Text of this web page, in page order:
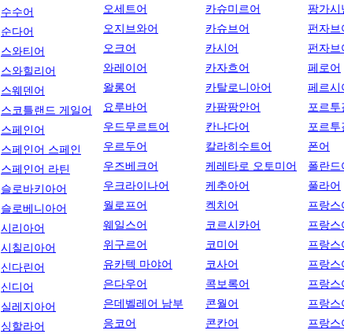
수수어
순다어
스와티어
스와힐리어
스웨덴어
스코틀랜드 게일어
스페인어
스페인어 스페인
스페인어 라틴
슬로바키아어
슬로베니아어
시리아어
시칠리아어
신다린어
신디어
실레지아어
싱할라어
오세트어
오지브와어
오크어
와레이어
왈롱어
요루바어
우드무르트어
우르두어
우즈베크어
우크라이나어
월로프어
웨일스어
위구르어
유카텍 마야어
은다우어
은데벨레어 남부
응코어
카슈미르어
카슈브어
카시어
카자흐어
카탈로니아어
카팜팡안어
칸나다어
칼라히수트어
케레타로 오토미어
케추아어
켁치어
코르시카어
코미어
코사어
콕보록어
콘월어
콘칸어
팡가시
펀자브
펀자브
페로어
페르시
포르투
포르투
폰어
폴란드
풀라어
프랑스
프랑스
프랑스
프랑
프랑
프랑
프랑스